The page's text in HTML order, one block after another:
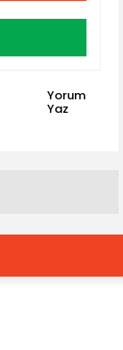
Yorum
Yaz